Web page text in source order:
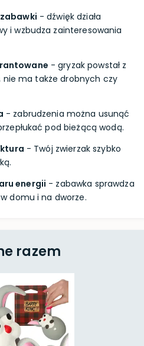
- dźwięk działa
i wzbudza zainteresowania
- gryzak powstał z
nie ma także drobnych czy
- zabrudzenia można usunąć
pod bieżącą wodą.
- Twój zwierzak szybko
energii - zabawka sprawdza
domu i na dworze.
razem